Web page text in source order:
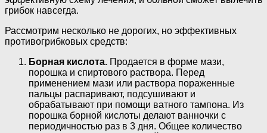
грибок навсегда.
Рассмотрим несколько не дорогих, но эффективных
противогрибковых средств:
Борная кислота. Продается в форме мази,
порошка и спиртового раствора. Перед
применением мази или раствора пораженные
пальцы распаривают, подсушивают и
обрабатывают при помощи ватного тампона. Из
порошка борной кислоты делают ванночки с
периодичностью раз в 3 дня. Общее количество